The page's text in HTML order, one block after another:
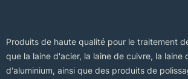
Produits de haute qualité pour le traitement
que la laine d'acier, la laine de cuivre, la laine
d'aluminium, ainsi que des produits de